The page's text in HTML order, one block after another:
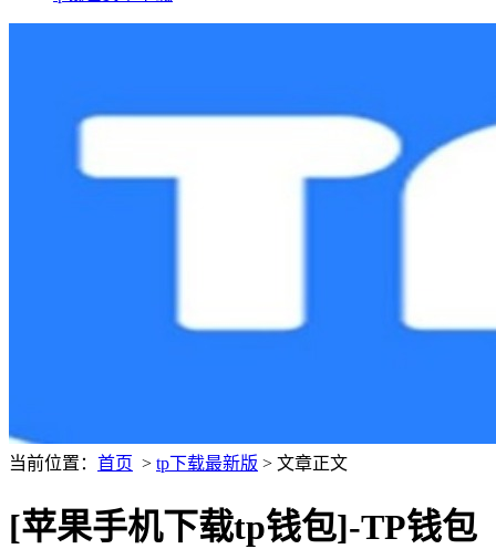
当前位置： 首页 > tp下载最新版 > 文章正文
[苹果手机下载tp钱包]-TP钱包